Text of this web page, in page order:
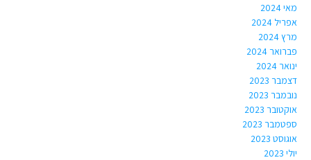
מאי 2024
אפריל 2024
מרץ 2024
פברואר 2024
ינואר 2024
דצמבר 2023
נובמבר 2023
אוקטובר 2023
ספטמבר 2023
אוגוסט 2023
יולי 2023